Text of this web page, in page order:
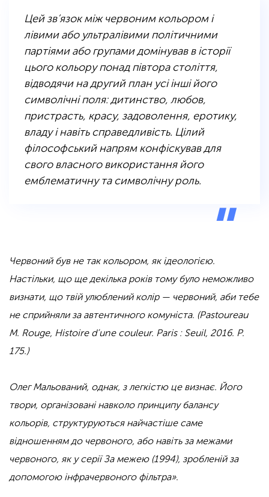
Цей зв’язок між червоним кольором і
лівими або ультралівими політичними
партіями або групами домінував в історії
цього кольору понад півтора століття,
відводячи на другий план усі інші його
символічні поля: дитинство, любов,
пристрасть, красу, задоволення, еротику,
владу і навіть справедливість. Цілий
філософський напрям конфіскував для
свого власного використання його
емблематичну та символічну роль.
Червоний був не так кольором, як ідеологією.
Настільки, що ще декілька років тому було неможливо
визнати, що твій улюблений колір — червоний, аби тебе
не сприйняли за автентичного комуніста. (Pastoureau
M. Rouge, Histoire d’une couleur. Paris : Seuil, 2016. Р.
175.)
Олег Мальований, однак, з легкістю це визнає. Його
твори, організовані навколо принципу балансу
кольорів, структуруються найчастіше саме
відношенням до червоного, або навіть за межами
червоного, як у серіїЗа межею(1994), зробленій за
допомогою інфрачервоного фільтра».